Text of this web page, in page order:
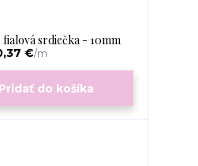
srdiečka - 10mm
€/m
Pridať do košíka